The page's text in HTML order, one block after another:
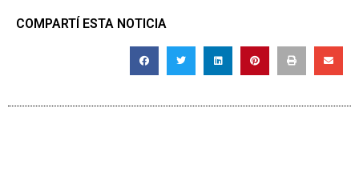
COMPARTÍ ESTA NOTICIA